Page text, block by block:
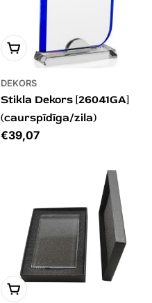
PIEVIENOT GROZAM
DEKORS
Stikla Dekors [26041GA]
(caurspīdīga/zila)
Cena
€39,07
PIEVIENOT GROZAM